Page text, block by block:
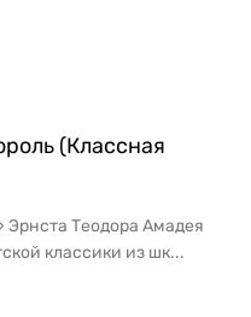
(Классная
Теодора Амадея
классики из шк...